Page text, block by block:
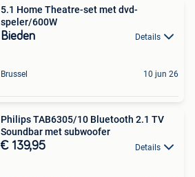
5.1 Home Theatre-set met dvd-
speler/600W
Bieden Details
Brussel 10 jun 26
Philips TAB6305/10 Bluetooth 2.1 TV
Soundbar met subwoofer
€ 139,95 Details